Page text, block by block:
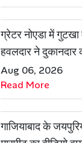
ग्रेटर नोएडा में
हवलदार ने दुकानदार
गिरफ्तार
Aug 06, 2026
Read More
गाजियाबाद के